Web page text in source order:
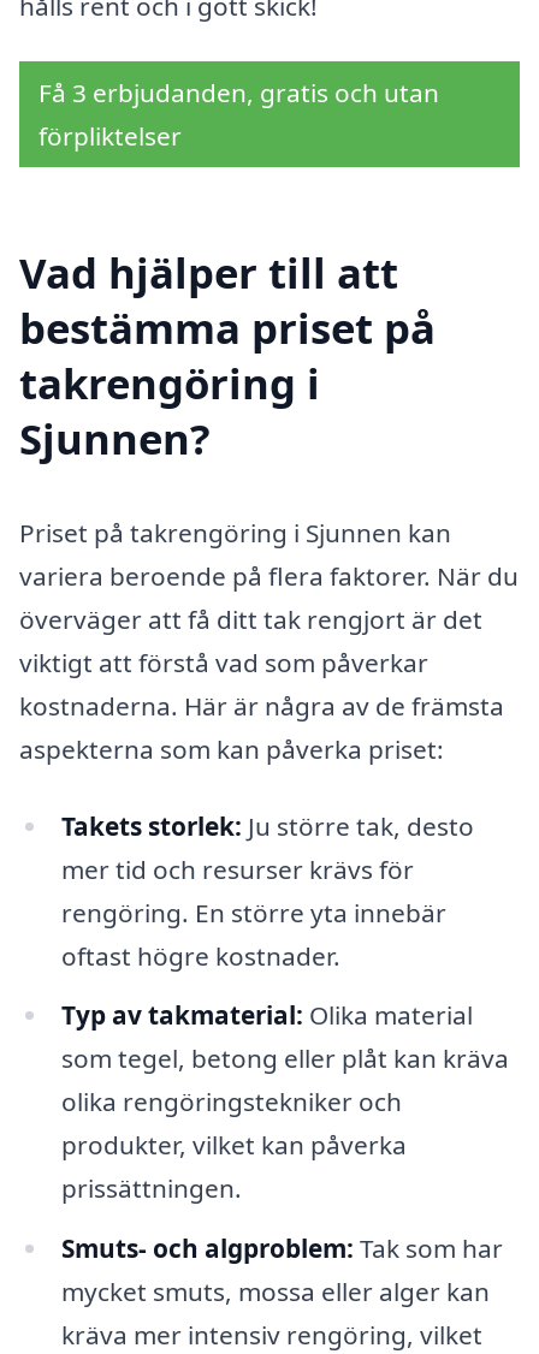
Få 3 erbjudanden, gratis och utan
förpliktelser
Vad hjälper till att
bestämma priset på
takrengöring i
Sjunnen?
Priset på takrengöring i Sjunnen kan
variera beroende på flera faktorer. När du
överväger att få ditt tak rengjort är det
viktigt att förstå vad som påverkar
kostnaderna. Här är några av de främsta
aspekterna som kan påverka priset:
Takets storlek: Ju större tak, desto
mer tid och resurser krävs för
rengöring. En större yta innebär
oftast högre kostnader.
Typ av takmaterial: Olika material
som tegel, betong eller plåt kan kräva
olika rengöringstekniker och
produkter, vilket kan påverka
prissättningen.
Smuts- och algproblem: Tak som har
mycket smuts, mossa eller alger kan
kräva mer intensiv rengöring, vilket